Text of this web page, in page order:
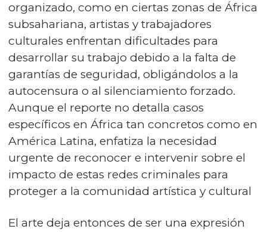
organizado, como en ciertas zonas de África
subsahariana, artistas y trabajadores
culturales enfrentan dificultades para
desarrollar su trabajo debido a la falta de
garantías de seguridad, obligándolos a la
autocensura o al silenciamiento forzado.
Aunque el reporte no detalla casos
específicos en África tan concretos como en
América Latina, enfatiza la necesidad
urgente de reconocer e intervenir sobre el
impacto de estas redes criminales para
proteger a la comunidad artística y cultural
El arte deja entonces de ser una expresión